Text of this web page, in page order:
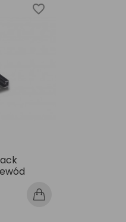
favorite_border